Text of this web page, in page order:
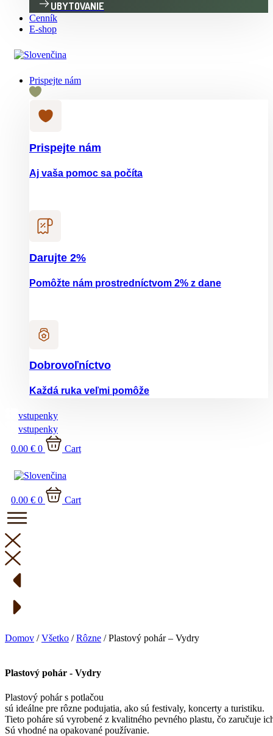
UBYTOVANIE
Cenník
E-shop
Prispejte nám
Prispejte nám
Aj vaša pomoc sa počíta
Darujte 2%
Pomôžte nám prostredníctvom 2% z dane
Dobrovoľníctvo
Každá ruka veľmi pomôže
vstupenky
vstupenky
0.00 € 0 Cart
0.00 € 0 Cart
Domov /Všetko /Rôzne / Plastový pohár – Vydry
Plastový pohár - Vydry
Plastový pohár s potlačou
sú ideálne pre rôzne podujatia, ako sú festivaly, koncerty a turistiku.
Tieto poháre sú vyrobené z kvalitného pevného plastu, čo zaručuje
Sú vhodné na opakované používanie.